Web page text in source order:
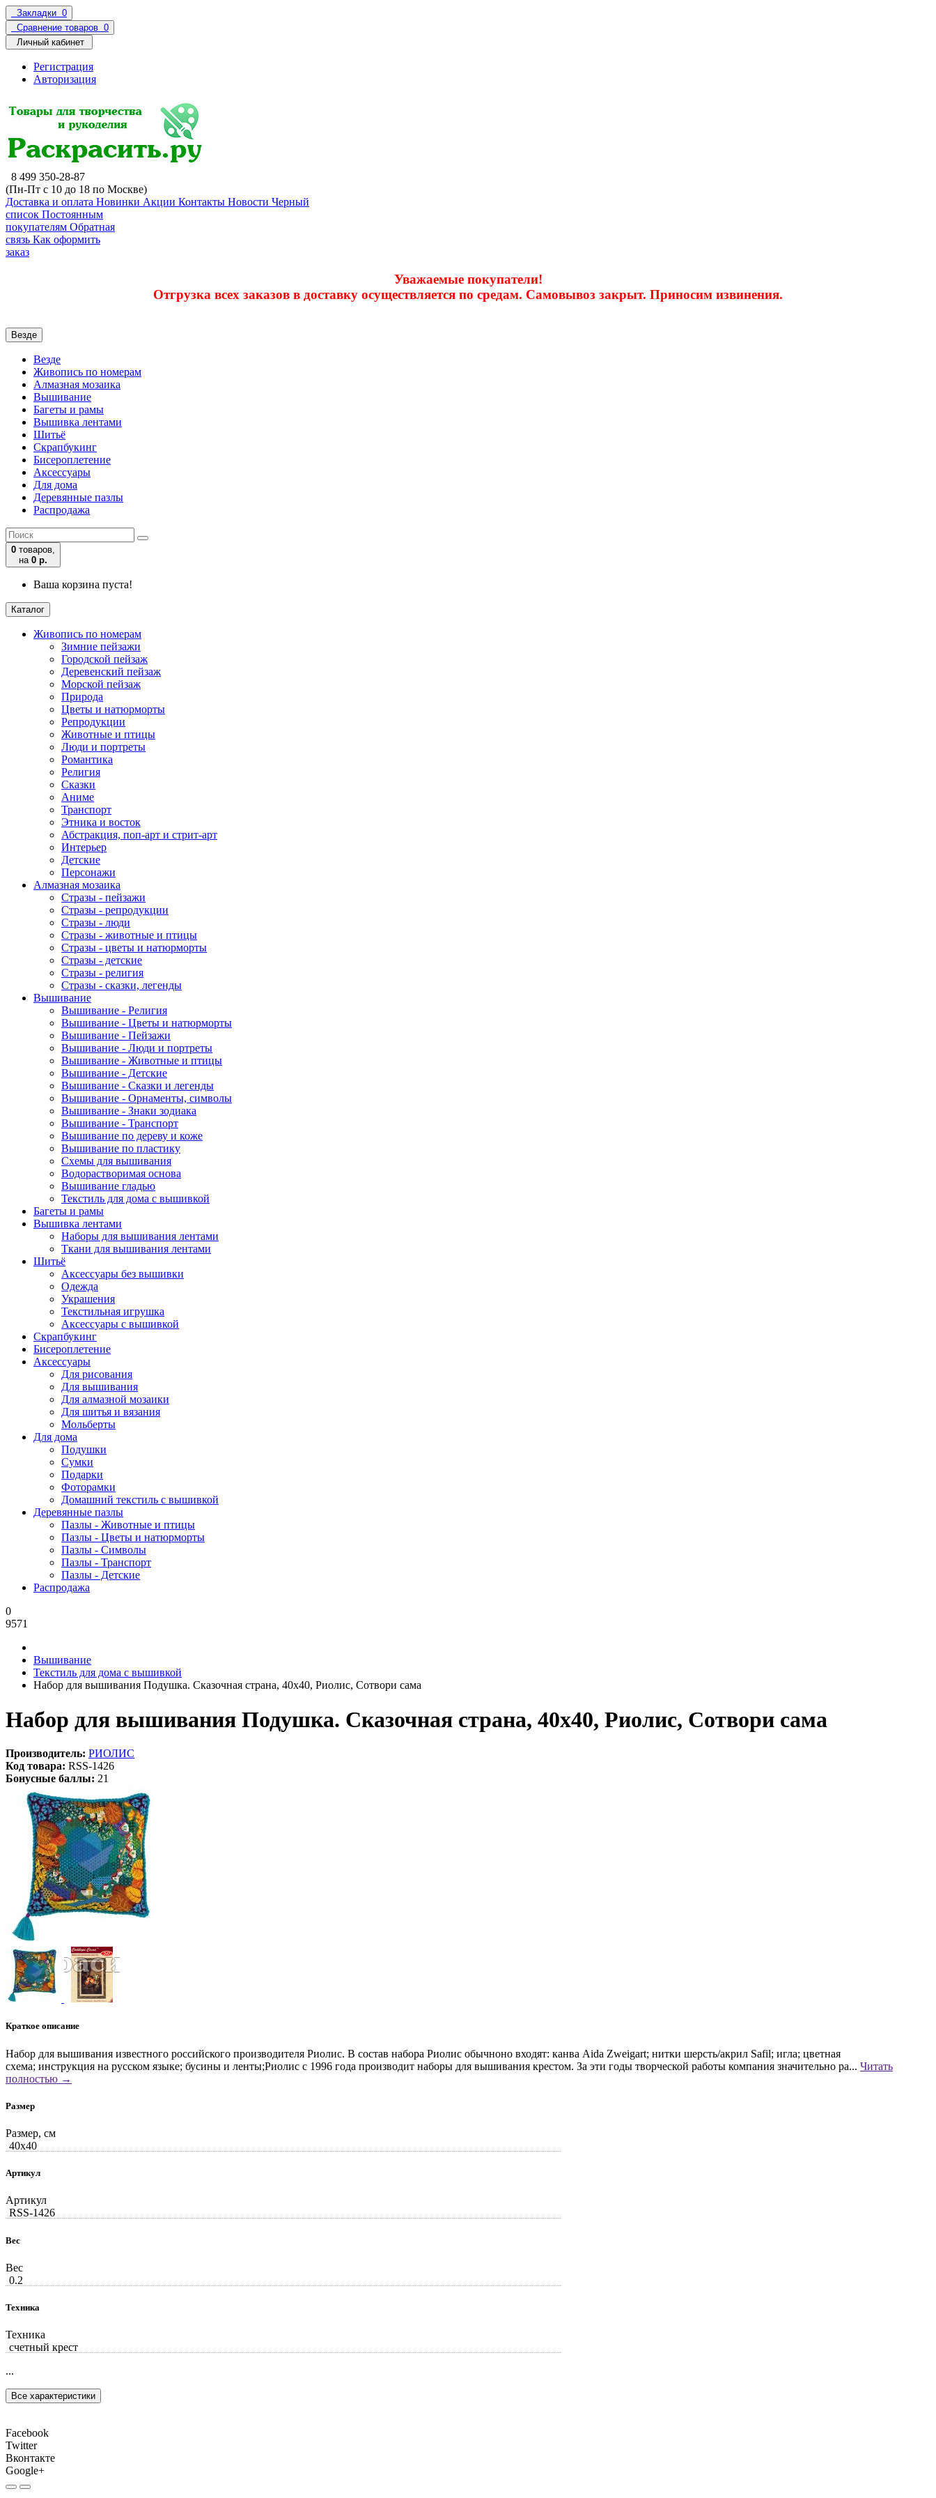
Закладки 0
Сравнение товаров 0
Личный кабинет
Регистрация
Авторизация
8 499 350-28-87
(Пн-Пт с 10 до 18 по Москве)
Доставка и оплата Новинки Акции Контакты Новости Черный
список Постоянным
покупателям Обратная
связь Как оформить
заказ
Уважаемые покупатели!
Отгрузка всех заказов в доставку осуществляется по средам. Самовывоз закрыт. Приносим извинения.
Везде
Везде
Живопись по номерам
Алмазная мозаика
Вышивание
Багеты и рамы
Вышивка лентами
Шитьё
Скрапбукинг
Бисероплетение
Аксессуары
Для дома
Деревянные пазлы
Распродажа
0 товаров,
на 0 р.
Ваша корзина пуста!
Каталог
Живопись по номерам
Зимние пейзажи
Городской пейзаж
Деревенский пейзаж
Морской пейзаж
Природа
Цветы и натюрморты
Репродукции
Животные и птицы
Люди и портреты
Романтика
Религия
Сказки
Аниме
Транспорт
Этника и восток
Абстракция, поп-арт и стрит-арт
Интерьер
Детские
Персонажи
Алмазная мозаика
Стразы - пейзажи
Стразы - репродукции
Стразы - люди
Стразы - животные и птицы
Стразы - цветы и натюрморты
Стразы - детские
Стразы - религия
Стразы - сказки, легенды
Вышивание
Вышивание - Религия
Вышивание - Цветы и натюрморты
Вышивание - Пейзажи
Вышивание - Люди и портреты
Вышивание - Животные и птицы
Вышивание - Детские
Вышивание - Сказки и легенды
Вышивание - Орнаменты, символы
Вышивание - Знаки зодиака
Вышивание - Транспорт
Вышивание по дереву и коже
Вышивание по пластику
Схемы для вышивания
Водорастворимая основа
Вышивание гладью
Текстиль для дома с вышивкой
Багеты и рамы
Вышивка лентами
Наборы для вышивания лентами
Ткани для вышивания лентами
Шитьё
Аксессуары без вышивки
Одежда
Украшения
Текстильная игрушка
Аксессуары с вышивкой
Скрапбукинг
Бисероплетение
Аксессуары
Для рисования
Для вышивания
Для алмазной мозаики
Для шитья и вязания
Мольберты
Для дома
Подушки
Сумки
Подарки
Фоторамки
Домашний текстиль с вышивкой
Деревянные пазлы
Пазлы - Животные и птицы
Пазлы - Цветы и натюрморты
Пазлы - Символы
Пазлы - Транспорт
Пазлы - Детские
Распродажа
0
9571
Вышивание
Текстиль для дома с вышивкой
Набор для вышивания Подушка. Сказочная страна, 40x40, Риолис, Сотвори сама
Набор для вышивания Подушка. Сказочная страна, 40x40, Риолис, Сотвори сама
Производитель: РИОЛИС
Код товара: RSS-1426
Бонусные баллы: 21
Краткое описание
Набор для вышивания известного российского производителя Риолис. В состав набора Риолис обычноно входят: канва Aida Zweigart; нитки шерсть/акрил Safil; игла; цветная
схема; инструкция на русском языке; бусины и ленты;Риолис с 1996 года производит наборы для вышивания крестом. За эти годы творческой работы компания значительно ра... Читать
полностью →
Размер
Размер, см
40x40
Артикул
Артикул
RSS-1426
Вес
Вес
0.2
Техника
Техника
счетный крест
...
Все характеристики
Facebook
Twitter
Вконтакте
Google+